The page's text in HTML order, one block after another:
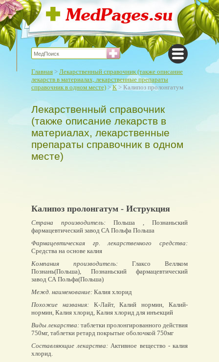
Главная > Лекарственный справочник (также описание
лекарств в материалах, лекарственные препараты
справочник в одном месте) >К > Калипоз пролонгатум
Лекарственный справочник
(также описание лекарств в
материалах, лекарственные
препараты справочник в одном
месте)
Калипоз пролонгатум - Иструкция
Страна производитель: Польша , Познаньский
фармацевтический завод СА Польфа Польша
Фармацевтическая гр. лекарственного средства:
Средства на основе калия
Компания производитель: Глаксо Веллком
Познань(Польша), Познаньский фармацевтический
завод СА Польфа(Польша)
Межд. наименование: Калия хлорид
Похожие названия:К-Лайт, Калий нормин, Калий-
нормин, Калия хлорид, Калия хлорид для инъекций
Виды лекарства: таблетки пролонгированного действия
750мг, таблетки ретард покрытые оболочкой 750мг
Составляющие лекарства: Активное вещество - калия
хлорид.